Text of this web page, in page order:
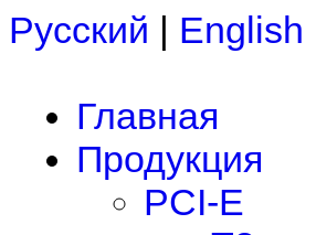
Русский | English
Главная
Продукция
PCI-E